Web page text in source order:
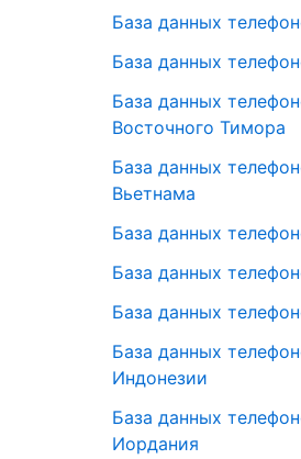
База данных
База данных
База данных
Восточного Тимора
База данных
Вьетнама
База данных
База данных
База данных
База данных
Индонезии
База данных
Иордания